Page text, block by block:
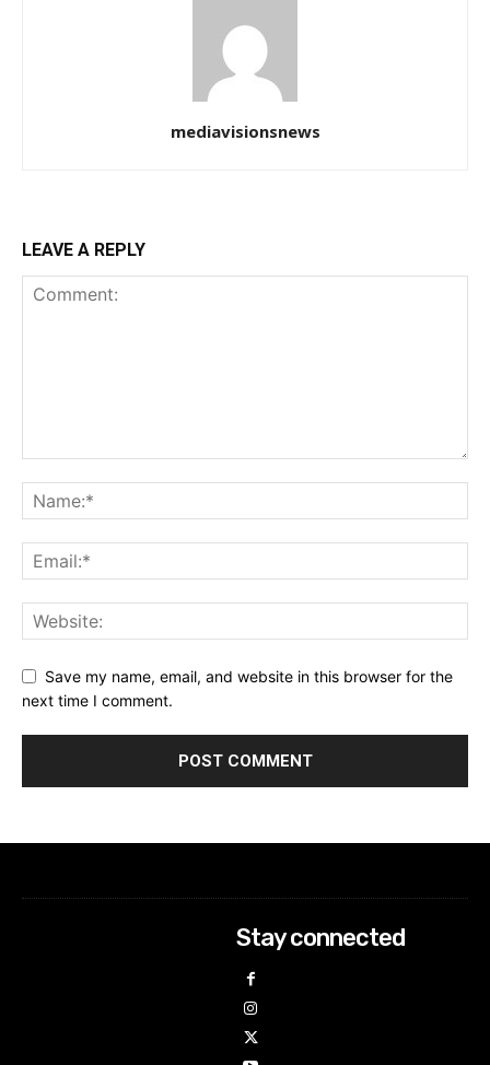
mediavisionsnews
LEAVE A REPLY
Save my name, email, and website in this browser for the
next time I comment.
Stay connected